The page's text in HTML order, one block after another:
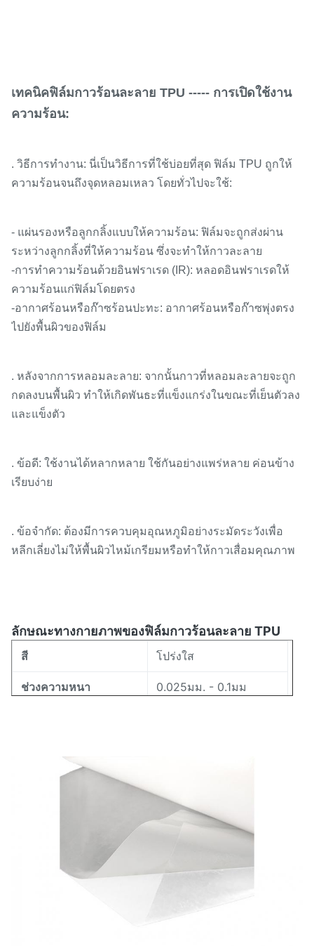
เทคนิคฟิล์มกาวร้อนละลาย TPU ----- การเปิดใช้งาน
ความร้อน:
. วิธีการทำงาน: นี่เป็นวิธีการที่ใช้บ่อยที่สุด ฟิล์ม TPU ถูกให้
ความร้อนจนถึงจุดหลอมเหลว โดยทั่วไปจะใช้:
- แผ่นรองหรือลูกกลิ้งแบบให้ความร้อน: ฟิล์มจะถูกส่งผ่าน
ระหว่างลูกกลิ้งที่ให้ความร้อน ซึ่งจะทำให้กาวละลาย
-การทำความร้อนด้วยอินฟราเรด (IR): หลอดอินฟราเรดให้
ความร้อนแก่ฟิล์มโดยตรง
-อากาศร้อนหรือก๊าซร้อนปะทะ: อากาศร้อนหรือก๊าซพุ่งตรง
ไปยังพื้นผิวของฟิล์ม
. หลังจากการหลอมละลาย: จากนั้นกาวที่หลอมละลายจะถูก
กดลงบนพื้นผิว ทำให้เกิดพันธะที่แข็งแกร่งในขณะที่เย็นตัวลง
และแข็งตัว
. ข้อดี: ใช้งานได้หลากหลาย ใช้กันอย่างแพร่หลาย ค่อนข้าง
เรียบง่าย
. ข้อจำกัด: ต้องมีการควบคุมอุณหภูมิอย่างระมัดระวังเพื่อ
หลีกเลี่ยงไม่ให้พื้นผิวไหม้เกรียมหรือทำให้กาวเสื่อมคุณภาพ
ลักษณะทางกายภาพของฟิล์มกาวร้อนละลาย TPU
สี โปร่งใส
ช่วงความหนา 0.025มม. - 0.1มม
ดัชนีการไหลละลาย
52±2 (ฝั่ง A)